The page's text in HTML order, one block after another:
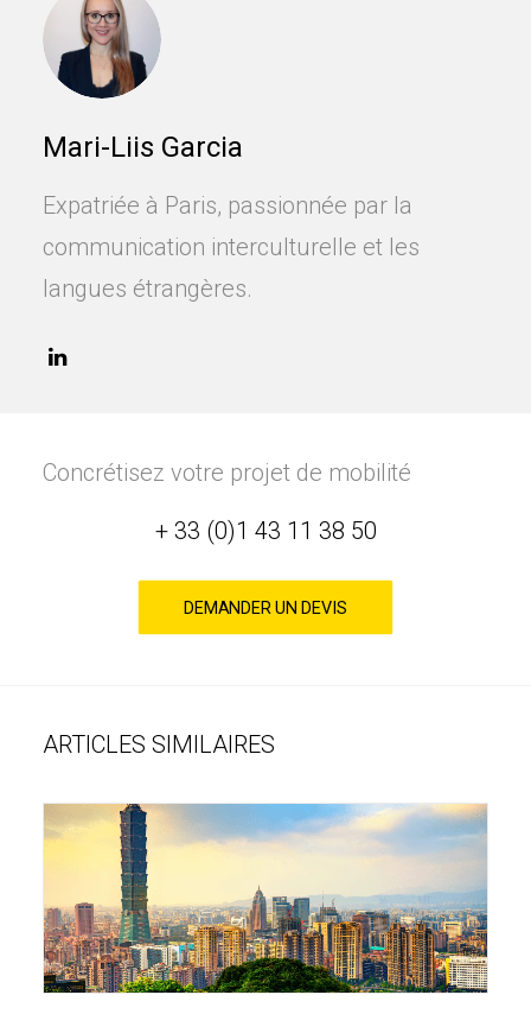
Mari-Liis Garcia
Expatriée à Paris, passionnée par la
communication interculturelle et les
langues étrangères.
Concrétisez votre projet de mobilité
+ 33 (0)1 43 11 38 50
DEMANDER UN DEVIS
ARTICLES SIMILAIRES